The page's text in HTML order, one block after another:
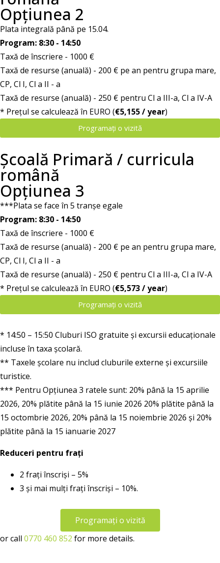
Opțiunea 2
Plata integrală până pe 15.04.
Program: 8:30 - 14:50
Taxă de înscriere - 1000 €
Taxă de resurse (anuală) - 200 € pe an pentru grupa mare,
CP, Cl I, Cl a II - a
Taxă de resurse (anuală) - 250 € pentru Cl a III-a, Cl a IV-A
* Prețul se calculează în EURO (€5,155 / year)
Programați o vizită
Școală Primară / curricula
română
Opțiunea 3
***Plata se face în 5 tranșe egale
Program: 8:30 - 14:50
Taxă de înscriere - 1000 €
Taxă de resurse (anuală) - 200 € pe an pentru grupa mare,
CP, Cl I, Cl a II - a
Taxă de resurse (anuală) - 250 € pentru Cl a III-a, Cl a IV-A
* Prețul se calculează în EURO (€5,573 / year)
Programați o vizită
* 14:50 – 15:50 Cluburi ISO gratuite și excursii educaționale
incluse în taxa școlară.
** Taxele școlare nu includ cluburile externe și excursiile
turistice.
*** Pentru Opțiunea 3 ratele sunt: 20% până la 15 aprilie
2026, 20% plătite până la 15 iunie 2026 20% plătite până la
15 octombrie 2026, 20% până la 15 noiembrie 2026 și 20%
plătite până la 15 ianuarie 2027
Reduceri pentru frați
2 frați înscriși – 5%
3 și mai mulți frați înscriși – 10%.
Programați o vizită
or call 0770 460 852 for more details.